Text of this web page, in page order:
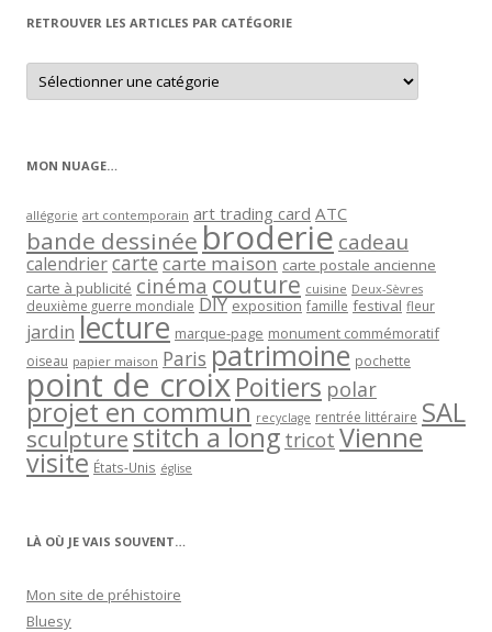
RETROUVER LES ARTICLES PAR CATÉGORIE
Retrouver
les
articles
MON NUAGE…
allégorie art contemporain art trading card ATC
bande dessinée broderie cadeau
calendriercartecarte maison carte postale ancienne
carte à publicité cinéma couture cuisine Deux-Sèvres
deuxième guerre mondiale DIY exposition famille festival fleur
jardin lecture marque-page monument commémoratif
oiseau papier maison Paris patrimoine pochette
point de croixPoitiers polar
projet en commun recyclage rentrée littéraire SAL
sculpturestitch a long tricot Vienne
visite États-Unis église
LÀ OÙ JE VAIS SOUVENT…
Mon site de préhistoire
Bluesy